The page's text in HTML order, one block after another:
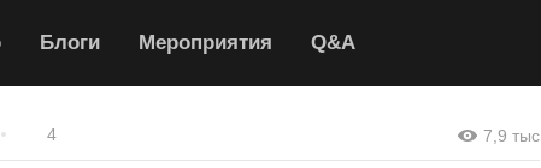
Блоги Мероприятия Q&A
4 7,9 тыс